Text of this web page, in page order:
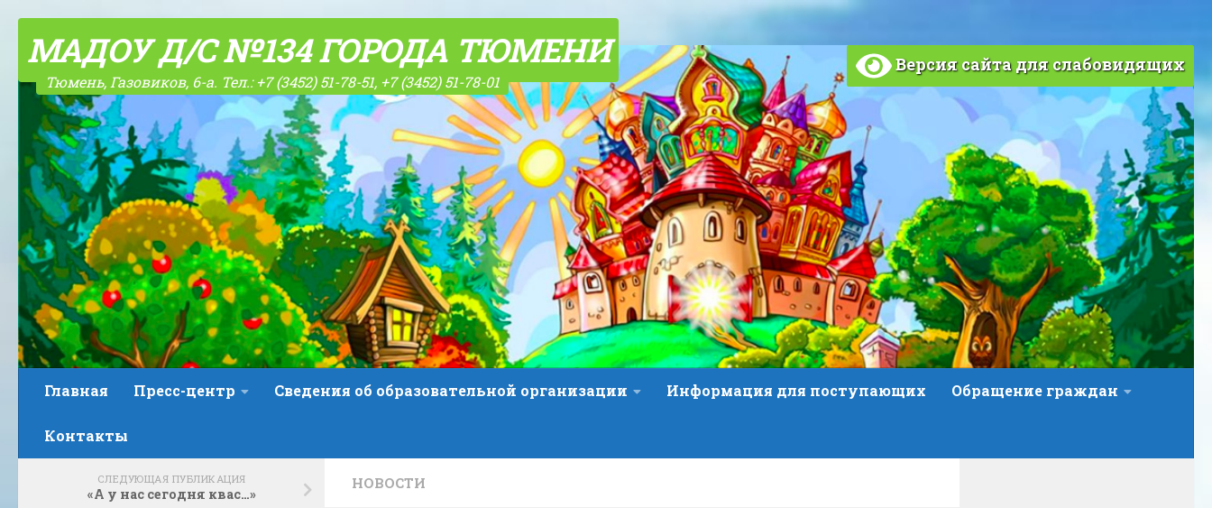
МАДОУ Д/С №134 ГОРОДА ТЮМЕНИ
Тюмень, Газовиков, 6-а. Тел.: +7 (3452) 51-78-51, +7 (3452) 51-78-01
Версия сайта для слабовидящих
Главная Пресс-центр Сведения об образовательной организации Информация для поступающих Обращение граждан
Контакты
НОВОСТИ
СЛЕДУЮЩАЯ ПУБЛИКАЦИЯ
«А у нас сегодня квас…»